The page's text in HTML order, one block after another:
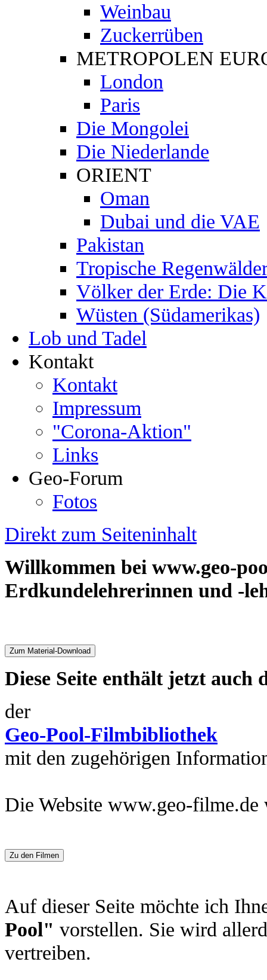
Weinbau
Zuckerrüben
METROPOLEN
London
Paris
Die Mongolei
Die Niederlande
ORIENT
Oman
Dubai und die VAE
Pakistan
Tropische
Völker der Erde: Die
Wüsten (Südamerikas)
Lob und Tadel
Kontakt
Kontakt
Impressum
"Corona-Aktion"
Links
Geo-Forum
Fotos
Direkt zum Seiteninhalt
Willkommen bei www.geo-
Erdkundelehrerinnen und -
Zum Material-Download
Diese Seite enthält jetzt auch
der
Geo-Pool-Filmbibliothek
mit den zugehörigen
Die Website www.geo-filme.de
Zu den Filmen
Auf dieser Seite möchte ich
Pool" vorstellen. Sie wird
vertreiben.